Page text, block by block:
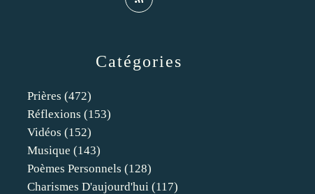
Catégories
Prières (472)
Réflexions (153)
Vidéos (152)
Musique (143)
Poèmes Personnels (128)
Charismes D'aujourd'hui (117)